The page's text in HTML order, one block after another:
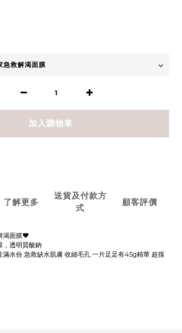
加入購物車
了解更多
送貨及付款方
式
顧客評價
渴面膜❤️
，透明質酸鈉
滿水份 急救缺水肌膚 收細毛孔 一片足足有45g精華 超揼